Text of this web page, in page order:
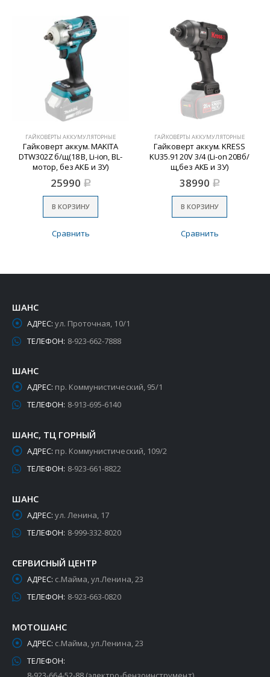
ГАЙКОВЁРТЫ АККУМУЛЯТОРНЫЕ
Гайковерт аккум. MAKITA
DTW302Z б/щ(18 В, Li-ion, BL-
мотор, без АКБ и ЗУ)
25990 Р
В КОРЗИНУ
Сравнить
ГАЙКОВЁРТЫ АККУМУЛЯТОРНЫЕ
Гайковерт аккум. KRESS
KU35.91 20V 3/4 (Li-on 20Вб/
щ,без АКБ и ЗУ)
38990 Р
В КОРЗИНУ
Сравнить
ШАНС
АДРЕС: ул. Проточная, 10/1
ТЕЛЕФОН: 8-923-662-7888
ШАНС
АДРЕС: пр. Коммунистический, 95/1
ТЕЛЕФОН: 8-913-695-6140
ШАНС, ТЦ ГОРНЫЙ
АДРЕС: пр. Коммунистический, 109/2
ТЕЛЕФОН: 8-923-661-8822
ШАНС
АДРЕС: ул. Ленина, 17
ТЕЛЕФОН: 8-999-332-8020
СЕРВИСНЫЙ ЦЕНТР
АДРЕС: с.Майма, ул.Ленина, 23
ТЕЛЕФОН: 8-923-663-0820
МОТОШАНС
АДРЕС: с.Майма, ул.Ленина, 23
ТЕЛЕФОН: